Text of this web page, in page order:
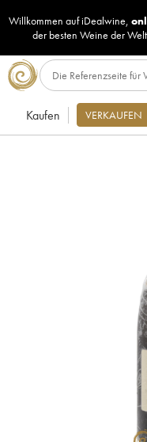
Willkommen auf iDealwine,
der besten Weine der
Kaufen VERKAUFEN